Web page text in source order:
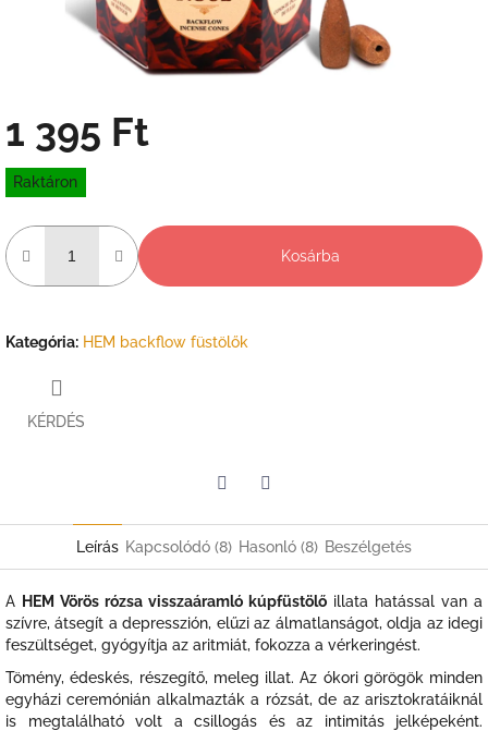
1 395 Ft
Egységár:
Raktáron
Kosárba
Kategória: HEM backflow füstölők
KÉRDÉS
Leírás Kapcsolódó (8) Hasonló (8) Beszélgetés
A HEM Vörös rózsa visszaáramló kúpfüstölő illata hatással van a
szívre, átsegít a depresszión, elűzi az álmatlanságot, oldja az idegi
feszültséget, gyógyítja az aritmiát, fokozza a vérkeringést.
Tömény, édeskés, részegítő, meleg illat. Az ókori görögök minden
egyházi ceremónián alkalmazták a rózsát, de az arisztokratáiknál
is megtalálható volt a csillogás és az intimitás jelképeként.